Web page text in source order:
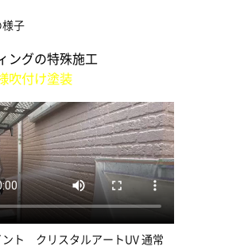
様子
ングの特殊施工
吹付け塗装
ント クリスタルアートUV 通常